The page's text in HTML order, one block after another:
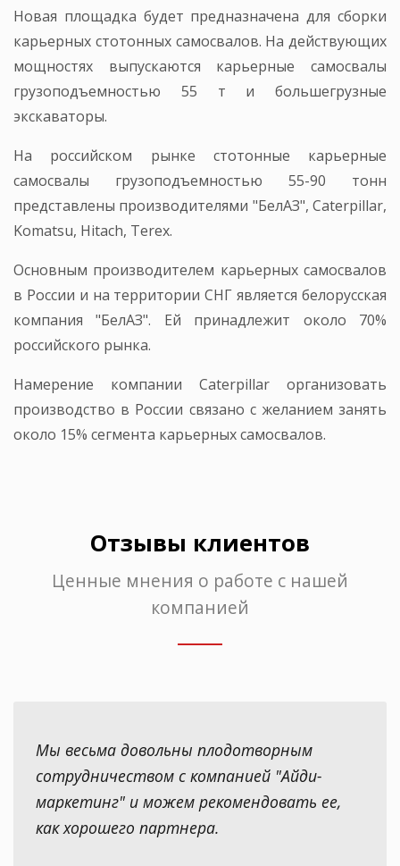
Новая площадка будет предназначена для сборки
карьерных стотонных самосвалов. На действующих
мощностях выпускаются карьерные самосвалы
грузоподъемностью 55 т и большегрузные
экскаваторы.
На российском рынке стотонные карьерные
самосвалы грузоподъемностью 55-90 тонн
представлены производителями "БелАЗ", Caterpillar,
Komatsu, Hitach, Terex.
Основным производителем карьерных самосвалов
в России и на территории СНГ является белорусская
компания "БелАЗ". Ей принадлежит около 70%
российского рынка.
Намерение компании Caterpillar организовать
производство в России связано с желанием занять
около 15% сегмента карьерных самосвалов.
Отзывы клиентов
Ценные мнения о работе с нашей
компанией
Мы весьма довольны плодотворным
сотрудничеством с компанией "Айди-
маркетинг" и можем рекомендовать ее,
как хорошего партнера.